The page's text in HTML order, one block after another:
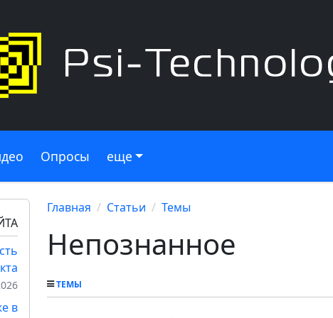
Опросы еще
в
Главная Статьи Темы
Непознанное
ТЕМЫ